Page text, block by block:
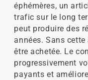
éphémères, un
trafic sur le long
peut produire des
années. Sans
être achetée. Le
progressivement
payants et